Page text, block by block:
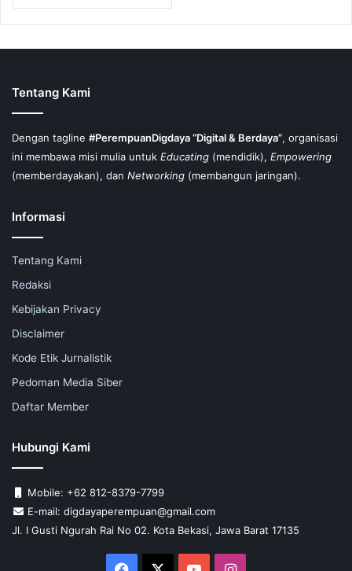
Tentang Kami
Dengan tagline #PerempuanDigdaya “Digital & Berdaya”, organisasi
ini membawa misi mulia untuk Educating (mendidik), Empowering
(memberdayakan), dan Networking (membangun jaringan).
Informasi
Tentang Kami
Redaksi
Kebijakan Privacy
Disclaimer
Kode Etik Jurnalistik
Pedoman Media Siber
Daftar Member
Hubungi Kami
Mobile: +62 812-8379-7799
E-mail: digdayaperempuan@gmail.com
Jl. I Gusti Ngurah Rai No 02. Kota Bekasi, Jawa Barat 17135